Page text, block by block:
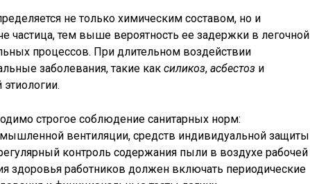
не только химическим составом, но и
частица, тем выше вероятность ее задержки в легочной
процессов. При длительном воздействии
заболевания, такие как силикоз, асбестоз и
строгое соблюдение санитарных норм:
вентиляции, средств индивидуальной защиты
контроль содержания пыли в воздухе рабочей
здоровья работников должен включать периодические